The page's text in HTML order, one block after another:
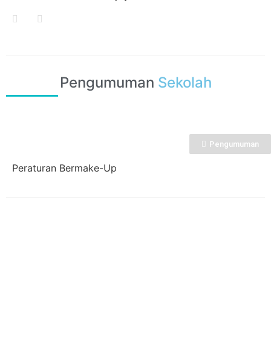
Pengumuman Sekolah
Pengumuman
Peraturan Bermake-Up